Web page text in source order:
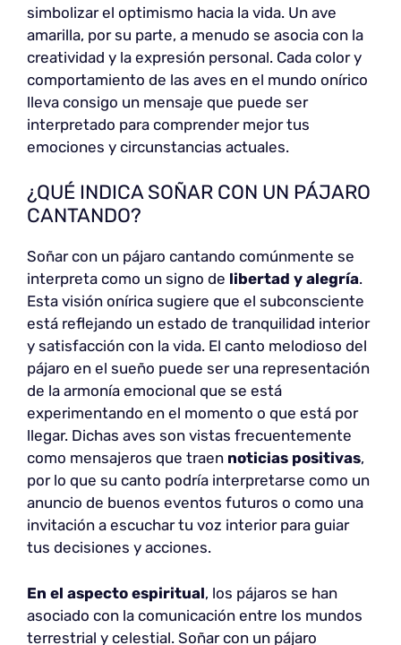
simbolizar el optimismo hacia la vida. Un ave
amarilla, por su parte, a menudo se asocia con la
creatividad y la expresión personal. Cada color y
comportamiento de las aves en el mundo onírico
lleva consigo un mensaje que puede ser
interpretado para comprender mejor tus
emociones y circunstancias actuales.
¿QUÉ INDICA SOÑAR CON UN PÁJARO
CANTANDO?
Soñar con un pájaro cantando comúnmente se
interpreta como un signo de libertad y alegría.
Esta visión onírica sugiere que el subconsciente
está reflejando un estado de tranquilidad interior
y satisfacción con la vida. El canto melodioso del
pájaro en el sueño puede ser una representación
de la armonía emocional que se está
experimentando en el momento o que está por
llegar. Dichas aves son vistas frecuentemente
como mensajeros que traen noticias positivas,
por lo que su canto podría interpretarse como un
anuncio de buenos eventos futuros o como una
invitación a escuchar tu voz interior para guiar
tus decisiones y acciones.
En el aspecto espiritual, los pájaros se han
asociado con la comunicación entre los mundos
terrestrial y celestial. Soñar con un pájaro